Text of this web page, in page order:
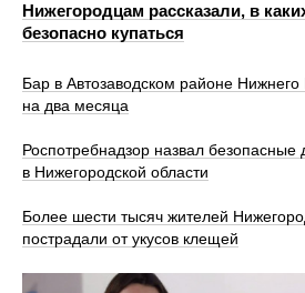
Нижегородцам рассказали, в
безопасно купаться
Бар в Автозаводском районе Нижнего
на два месяца
Роспотребнадзор назвал
в Нижегородской области
Более шести тысяч жителей
пострадали от укусов клещей